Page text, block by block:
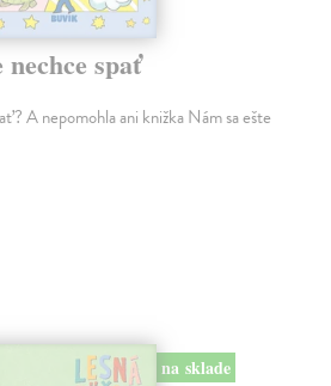
nechce spať
A nepomohla ani knižka Nám sa ešte
na sklade